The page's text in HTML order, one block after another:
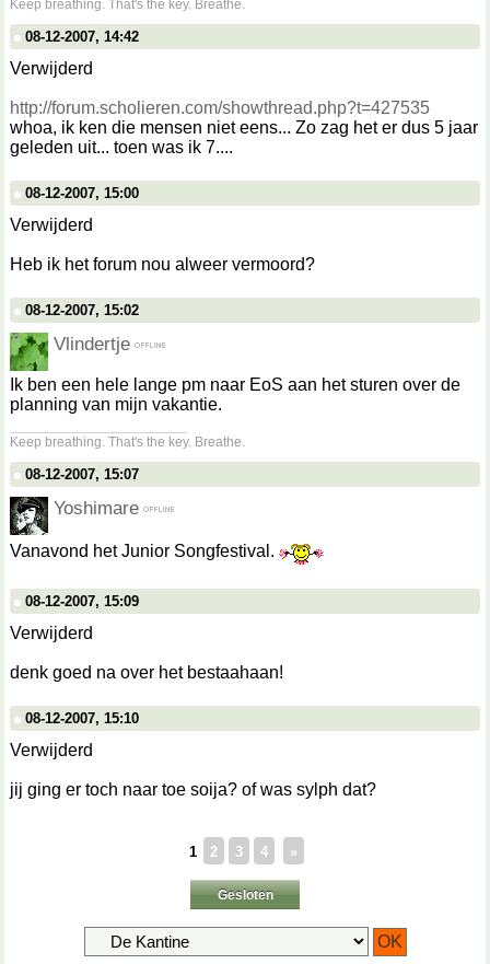
Keep breathing. That's the key. Breathe.
08-12-2007, 14:42
Verwijderd
http://forum.scholieren.com/showthread.php?t=427535
whoa, ik ken die mensen niet eens... Zo zag het er dus 5 jaar
geleden uit... toen was ik 7....
08-12-2007, 15:00
Verwijderd
Heb ik het forum nou alweer vermoord?
08-12-2007, 15:02
Vlindertje
Ik ben een hele lange pm naar EoS aan het sturen over de
planning van mijn vakantie.
Keep breathing. That's the key. Breathe.
08-12-2007, 15:07
Yoshimare
Vanavond het Junior Songfestival.
08-12-2007, 15:09
Verwijderd
denk goed na over het bestaahaan!
08-12-2007, 15:10
Verwijderd
jij ging er toch naar toe soija? of was sylph dat?
1 2 3 4 »
Gesloten